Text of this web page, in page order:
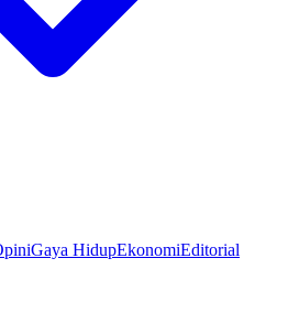
Gaya HidupEkonomiEditorial